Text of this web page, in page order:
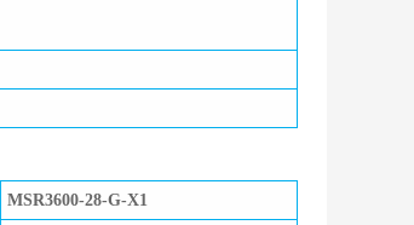
MSR3600-28-G-X1